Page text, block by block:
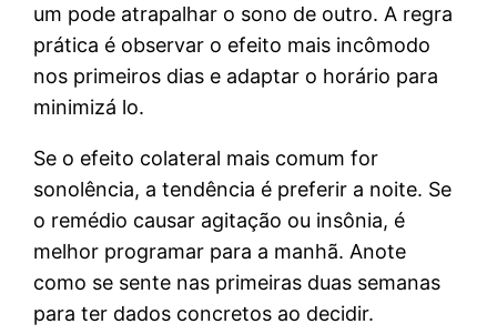
um pode atrapalhar o sono de outro. A regra
prática é observar o efeito mais incômodo
nos primeiros dias e adaptar o horário para
minimizá lo.
Se o efeito colateral mais comum for
sonolência, a tendência é preferir a noite. Se
o remédio causar agitação ou insônia, é
melhor programar para a manhã. Anote
como se sente nas primeiras duas semanas
para ter dados concretos ao decidir.